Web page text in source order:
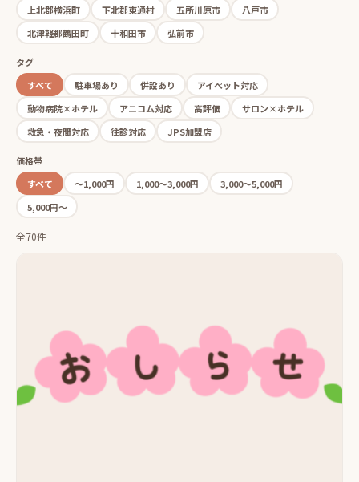
上北郡横浜町
下北郡東通村 五所川原市
八戸市
北津軽郡鶴田町
十和田市 弘前市
タグ
すべて
駐車場あり 併設あり
アイペット対応
動物病院×ホテル
アニコム対応 高評価
サロン×ホテル
救急・夜間対応
往診対応 JPS加盟店
価格帯
すべて
〜1,000円 1,000〜3,000円
3,000〜5,000円
5,000円〜
全70件